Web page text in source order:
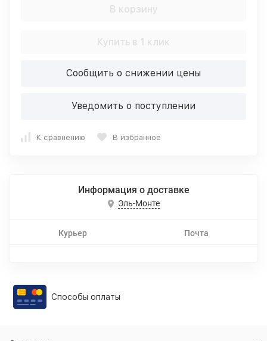
В корзину
Купить в 1 клик
Сообщить о снижении цены
Уведомить о поступлении
К сравнению В избранное
Информация о доставке
Эль-Монте
Курьер Почта
Способы оплаты